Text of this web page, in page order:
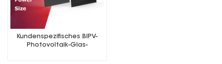
Kundenspezifisches BIPV-
Photovoltaik-Glas-